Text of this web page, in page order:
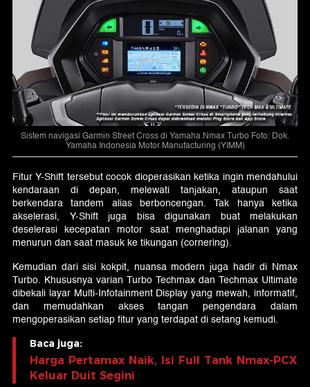
Sistem navigasi Garmin Street Cross di Yamaha Nmax Turbo Foto: Dok.
Yamaha Indonesia Motor Manufacturing (YIMM)
Fitur Y-Shift tersebut cocok dioperasikan ketika ingin mendahului
kendaraan di depan, melewati tanjakan, ataupun saat
berkendara tandem alias berboncengan. Tak hanya ketika
akselerasi, Y-Shift juga bisa digunakan buat melakukan
deselerasi kecepatan motor saat menghadapi jalanan yang
menurun dan saat masuk ke tikungan (cornering).
Kemudian dari sisi kokpit, nuansa modern juga hadir di Nmax
Turbo. Khususnya varian Turbo Techmax dan Techmax Ultimate
dibekali layar Multi-Infotainment Display yang mewah, informatif,
dan memudahkan akses tangan pengendara dalam
mengoperasikan setiap fitur yang terdapat di setang kemudi.
Baca juga:
Harga Pertamax Naik, Isi Full Tank Nmax-PCX
Keluar Duit Segini